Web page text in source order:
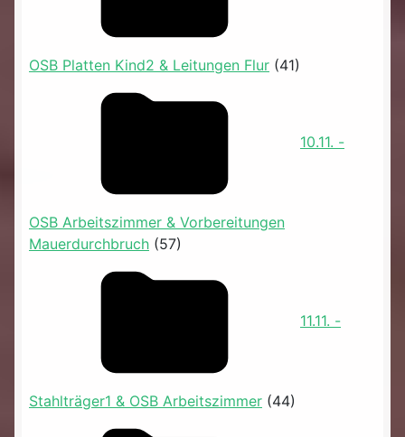
OSB Platten Kind2 & Leitungen Flur (41)
10.11. -
OSB Arbeitszimmer & Vorbereitungen
Mauerdurchbruch (57)
11.11. -
Stahlträger1 & OSB Arbeitszimmer (44)